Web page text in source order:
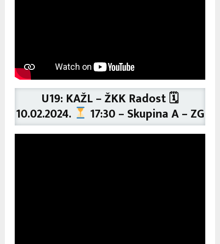
U19: KAŽL – ŽKK Radost 🗓
10.02.2024. 17:30 – Skupina A – ZG